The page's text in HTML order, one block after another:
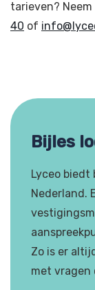
tarieven?
40 of
Bijles
Lyceo biedt
Nederland.
Zo is er
met vragen